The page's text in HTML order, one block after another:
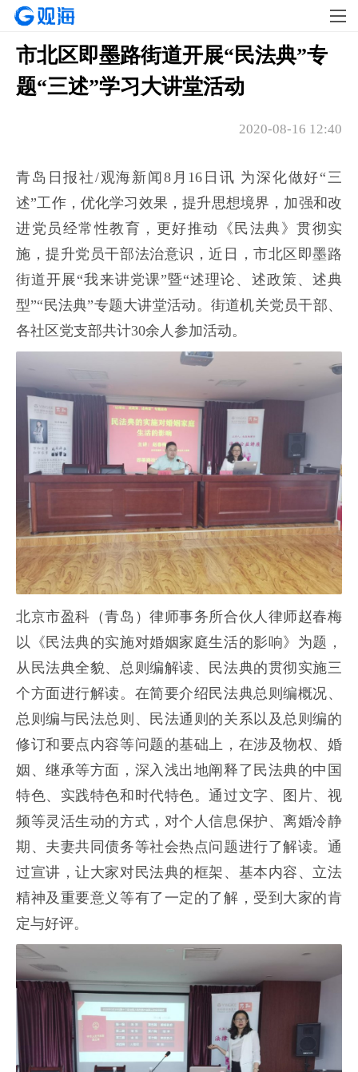
市北区即墨路街道开展“民法典”专
题“三述”学习大讲堂活动
2020-08-16 12:40
青岛日报社/观海新闻8月16日讯 为深化做好“三
述”工作，优化学习效果，提升思想境界，加强和改
进党员经常性教育，更好推动《民法典》贯彻实
施，提升党员干部法治意识，近日，市北区即墨路
街道开展“我来讲党课”暨“述理论、述政策、述典
型”“民法典”专题大讲堂活动。街道机关党员干部、
各社区党支部共计30余人参加活动。
北京市盈科（青岛）律师事务所合伙人律师赵春梅
以《民法典的实施对婚姻家庭生活的影响》为题，
从民法典全貌、总则编解读、民法典的贯彻实施三
个方面进行解读。在简要介绍民法典总则编概况、
总则编与民法总则、民法通则的关系以及总则编的
修订和要点内容等问题的基础上，在涉及物权、婚
姻、继承等方面，深入浅出地阐释了民法典的中国
特色、实践特色和时代特色。通过文字、图片、视
频等灵活生动的方式，对个人信息保护、离婚冷静
期、夫妻共同债务等社会热点问题进行了解读。通
过宣讲，让大家对民法典的框架、基本内容、立法
精神及重要意义等有了一定的了解，受到大家的肯
定与好评。